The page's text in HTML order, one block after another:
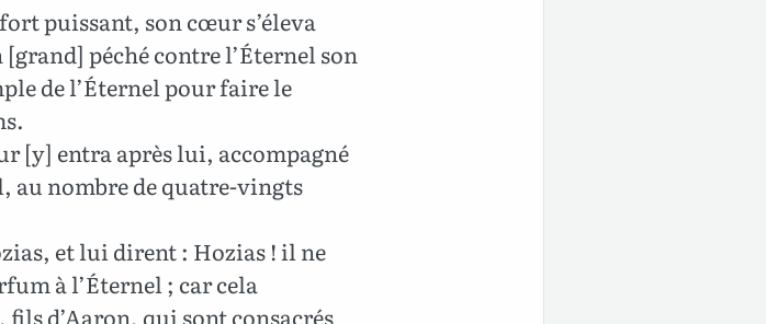
puissant, son cœur s’éleva
péché contre l’Éternel son
de l’Éternel pour faire le
[y] entra après lui, accompagné
au nombre de quatre-vingts
et lui dirent : Hozias ! il ne
à l’Éternel ; car cela
d’Aaron, qui sont consacrés